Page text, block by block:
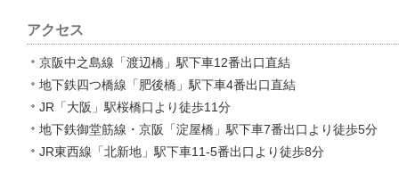
アクセス
京阪中之島線「渡辺橋」駅下車12番出口直結
地下鉄四つ橋線「肥後橋」駅下車4番出口直結
JR「大阪」駅桜橋口より徒歩11分
地下鉄御堂筋線・京阪「淀屋橋」駅下車7番出口より徒歩5分
JR東西線「北新地」駅下車11-5番出口より徒歩8分